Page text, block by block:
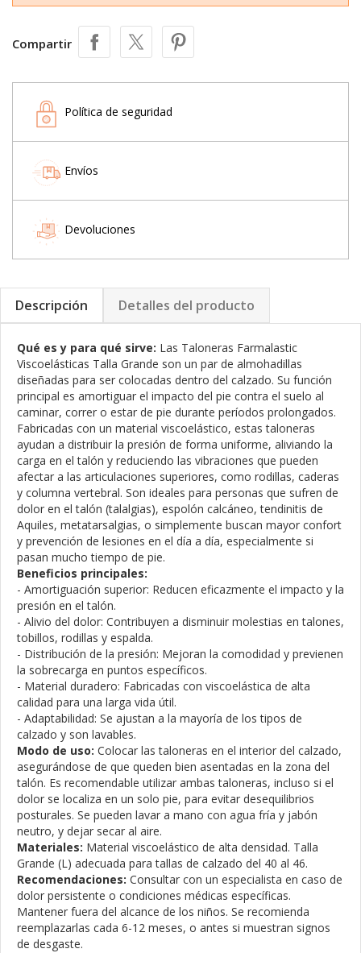
Compartir
Política de seguridad
Envíos
Devoluciones
Descripción Detalles del producto
Qué es y para qué sirve: Las Taloneras Farmalastic
Viscoelásticas Talla Grande son un par de almohadillas
diseñadas para ser colocadas dentro del calzado. Su función
principal es amortiguar el impacto del pie contra el suelo al
caminar, correr o estar de pie durante períodos prolongados.
Fabricadas con un material viscoelástico, estas taloneras
ayudan a distribuir la presión de forma uniforme, aliviando la
carga en el talón y reduciendo las vibraciones que pueden
afectar a las articulaciones superiores, como rodillas, caderas
y columna vertebral. Son ideales para personas que sufren de
dolor en el talón (talalgias), espolón calcáneo, tendinitis de
Aquiles, metatarsalgias, o simplemente buscan mayor confort
y prevención de lesiones en el día a día, especialmente si
pasan mucho tiempo de pie.
Beneficios principales:
- Amortiguación superior: Reducen eficazmente el impacto y la
presión en el talón.
- Alivio del dolor: Contribuyen a disminuir molestias en talones,
tobillos, rodillas y espalda.
- Distribución de la presión: Mejoran la comodidad y previenen
la sobrecarga en puntos específicos.
- Material duradero: Fabricadas con viscoelástica de alta
calidad para una larga vida útil.
- Adaptabilidad: Se ajustan a la mayoría de los tipos de
calzado y son lavables.
Modo de uso: Colocar las taloneras en el interior del calzado,
asegurándose de que queden bien asentadas en la zona del
talón. Es recomendable utilizar ambas taloneras, incluso si el
dolor se localiza en un solo pie, para evitar desequilibrios
posturales. Se pueden lavar a mano con agua fría y jabón
neutro, y dejar secar al aire.
Materiales: Material viscoelástico de alta densidad. Talla
Grande (L) adecuada para tallas de calzado del 40 al 46.
Recomendaciones: Consultar con un especialista en caso de
dolor persistente o condiciones médicas específicas.
Mantener fuera del alcance de los niños. Se recomienda
reemplazarlas cada 6-12 meses, o antes si muestran signos
de desgaste.